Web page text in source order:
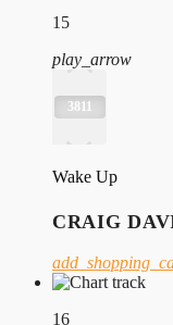
15
play_arrow
3811
Wake Up
CRAIG
16